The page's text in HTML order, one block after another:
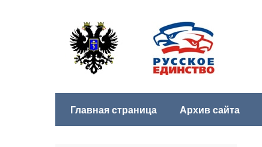
Главная страница Архив сайта